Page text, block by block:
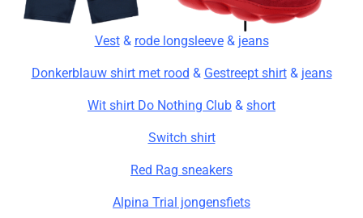
Vest& rode longsleeve& jeans
Donkerblauw shirt met rood & Gestreept shirt& jeans
Wit shirt Do Nothing Club & short
Switch shirt
Red Rag sneakers
Alpina Trial jongensfiets